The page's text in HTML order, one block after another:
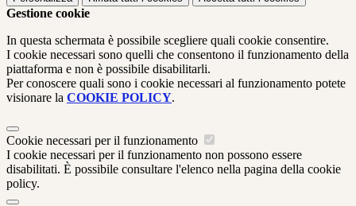
Gestione cookie
In questa schermata è possibile scegliere quali cookie consentire.
I cookie necessari sono quelli che consentono il funzionamento della
piattaforma e non è possibile disabilitarli.
Per conoscere quali sono i cookie necessari al funzionamento potete
visionare la COOKIE POLICY.
Cookie necessari per il funzionamento
I cookie necessari per il funzionamento non possono essere
disabilitati. È possibile consultare l'elenco nella pagina della cookie
policy.